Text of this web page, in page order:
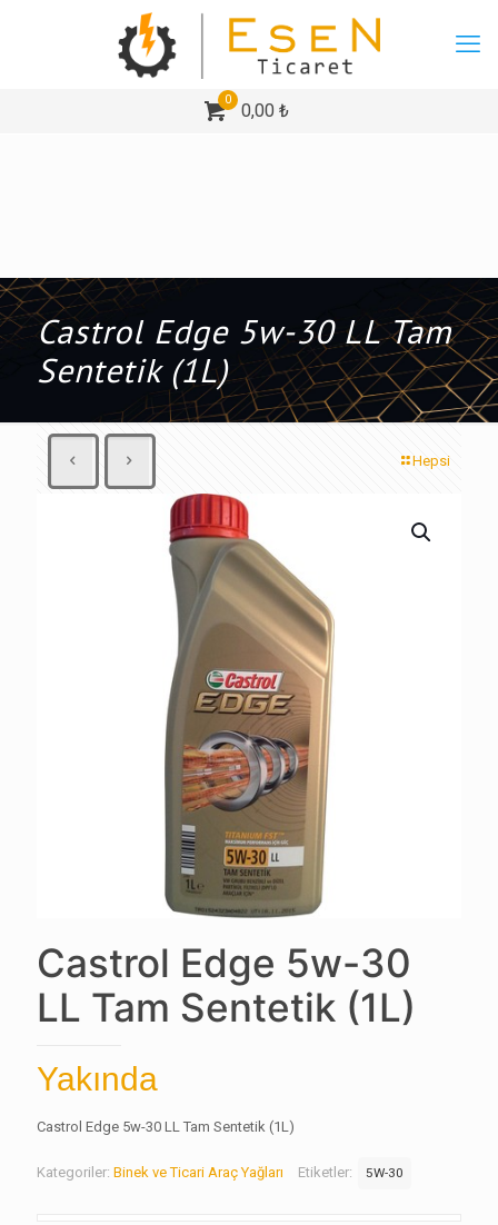
0
0,00 ₺
Castrol Edge 5w-30 LL Tam
Sentetik (1L)
Hepsi
Castrol Edge 5w-30
LL Tam Sentetik (1L)
Yakında
Castrol Edge 5w-30 LL Tam Sentetik (1L)
Kategoriler: Binek ve Ticari Araç Yağları Etiketler: 5W-30